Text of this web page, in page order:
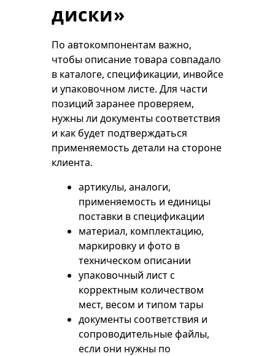
диски»
По автокомпонентам важно,
чтобы описание товара совпадало
в каталоге, спецификации, инвойсе
и упаковочном листе. Для части
позиций заранее проверяем,
нужны ли документы соответствия
и как будет подтверждаться
применяемость детали на стороне
клиента.
артикулы, аналоги,
применяемость и единицы
поставки в спецификации
материал, комплектацию,
маркировку и фото в
техническом описании
упаковочный лист с
корректным количеством
мест, весом и типом тары
документы соответствия и
сопроводительные файлы,
если они нужны по